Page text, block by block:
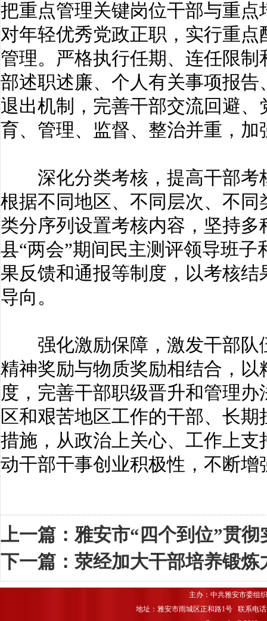
把重点管理关键岗位干部与重
对年轻优秀党政正职，实行重
管理。严格执行任期、连任限
部述职述廉、个人有关事项报
退出机制，完善干部交流回避
育、管理、监督、整治并重，
深化分类考核，提高干部考
根据不同地区、不同层次、不
类分序列设置考核内容，坚持
县“两会”期间民主测评领导班
果反馈和通报等制度，以考核
导向。
强化激励保障，激发干部队
精神奖励与物质奖励相结合，
度，完善干部职级晋升和管理
区和艰苦地区工作的干部、长
措施，从政治上关心、工作上
动干部干事创业积极性，不断
上一篇：雅安市“四个到位”贯
下一篇： 荥经加大干部培养锻炼
主办：中共雅安市委组
地址：雅安市雨城区正和路1号 联系电